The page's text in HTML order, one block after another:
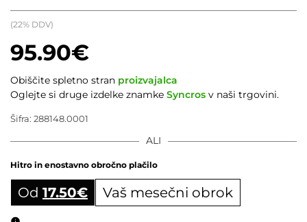
95.90€
(22% DDV)
ALI
Hitro in enostavno obročno plačilo
Od 17.50€ Vaš mesečni obrok
Obiščite spletno stran proizvajalca
Oglejte si druge izdelke znamke Syncros v naši trgovini.
Šifra: 288148.0001